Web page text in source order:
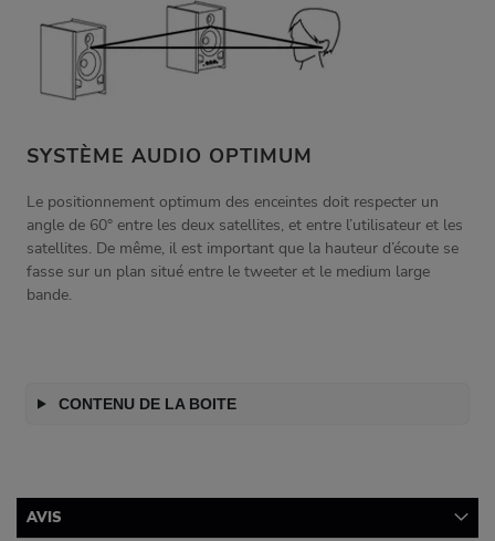
SYSTÈME AUDIO OPTIMUM
Le positionnement optimum des enceintes doit respecter un
angle de 60° entre les deux satellites, et entre l’utilisateur et les
satellites. De même, il est important que la hauteur d’écoute se
fasse sur un plan situé entre le tweeter et le medium large
bande.
CONTENU DE LA BOITE
AVIS